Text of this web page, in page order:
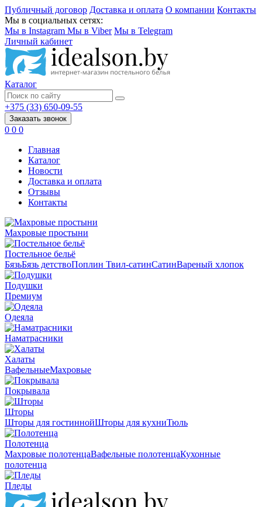
Публичный договор Доставка и оплата О компании Контакты
Мы в социальных сетях:
Мы в Instagram Мы в Viber Мы в Telegram
Личный кабинет
Каталог
+375 (33) 650-09-55
Заказать звонок
0 0 0
Главная
Каталог
Новости
Доставка и оплата
Отзывы
Контакты
Махровые простыни
Постельное бельё
БязьБязь детствоПоплин Твил-сатинСатинВареный хлопок
Подушки
Премиум
Одеяла
Наматрасники
Халаты
ВафельныеМахровые
Покрывала
Шторы
Шторы для гостиннойШторы для кухниТюль
Полотенца
Махровые полотенцаВафельные полотенцаКухонные
полотенца
Пледы